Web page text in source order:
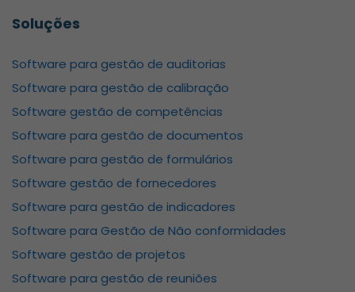
Soluções
Software para gestão de auditorias
Software para gestão de calibração
Software gestão de competências
Software para gestão de documentos
Software para gestão de formulários
Software gestão de fornecedores
Software para gestão de indicadores
Software para Gestão de Não conformidades
Software gestão de projetos
Software para gestão de reuniões